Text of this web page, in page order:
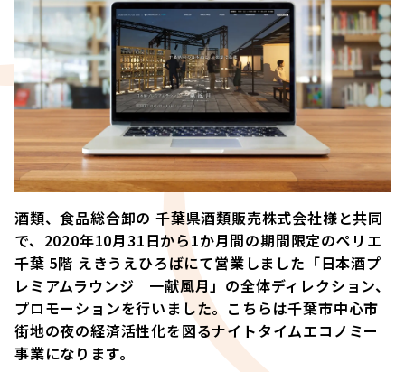
酒類、食品総合卸の 千葉県酒類販売株式会社様と共同
で、2020年10月31日から1か月間の期間限定のペリエ
千葉 5階 えきうえひろばにて営業しました「日本酒プ
レミアムラウンジ 一献風月」の全体ディレクション、
プロモーションを行いました。こちらは千葉市中心市
街地の夜の経済活性化を図るナイトタイムエコノミー
事業になります。